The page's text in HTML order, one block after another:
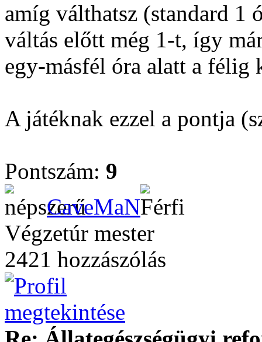
amíg válthatsz (standard 1
váltás előtt még 1-t, így
egy-másfél óra alatt a félig
A játéknak ezzel a pontja
Pontszám: 9
CaveMaN
Végzetúr mester
2421 hozzászólás